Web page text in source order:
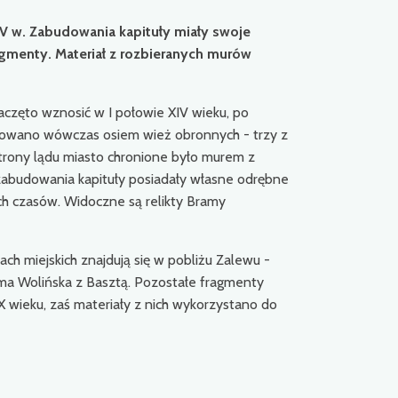
w. Zabudowania kapituły miały swoje
Materiał z rozbieranych murów
wznosić w I połowie XIV wieku, po
wówczas osiem wież obronnych - trzy z
lądu miasto chronione było murem z
kapituły posiadały własne odrębne
czasów. Widoczne są relikty Bramy
miejskich znajdują się w pobliżu Zalewu -
Wolińska z Basztą. Pozostałe fragmenty
zaś materiały z nich wykorzystano do